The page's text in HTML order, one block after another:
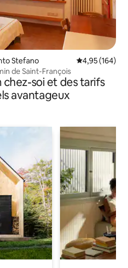
Stefano Évaluation
4,95 (164)
de Saint-François
soi et des tarifs
avantageux